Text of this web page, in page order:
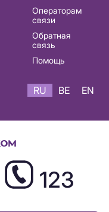
Операторам
связи
Обратная
связь
Помощь
RU BE EN
123